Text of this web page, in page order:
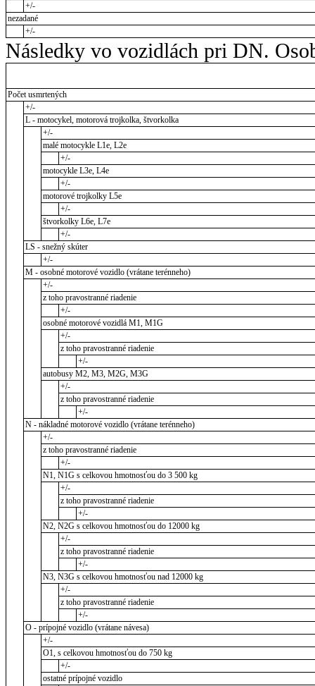
+/-
nezadané
+/-
Následky vo vozidlách pri DN.
Počet usmrtených
+/-
L - motocykel, motorová trojkolka, štvorkolka
+/-
malé motocykle L1e, L2e
+/-
motocykle L3e, L4e
+/-
motorové trojkolky L5e
+/-
štvorkolky L6e, L7e
+/-
LS - snežný skúter
+/-
M - osobné motorové vozidlo (vrátane terénneho)
+/-
z toho pravostranné riadenie
+/-
osobné motorové vozidlá M1, M1G
+/-
z toho pravostranné riadenie
+/-
autobusy M2, M3, M2G, M3G
+/-
z toho pravostranné riadenie
+/-
N - nákladné motorové vozidlo (vrátane terénneho)
+/-
z toho pravostranné riadenie
+/-
N1, N1G s celkovou hmotnosťou do 3 500 kg
+/-
z toho pravostranné riadenie
+/-
N2, N2G s celkovou hmotnosťou do 12000 kg
+/-
z toho pravostranné riadenie
+/-
N3, N3G s celkovou hmotnosťou nad 12000 kg
+/-
z toho pravostranné riadenie
+/-
O - prípojné vozidlo (vrátane návesa)
+/-
O1, s celkovou hmotnosťou do 750 kg
+/-
ostatné prípojné vozidlo